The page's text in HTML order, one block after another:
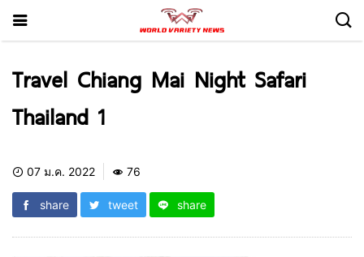
Travel Chiang Mai Night Safari
Thailand 1
07 ม.ค. 2022 76
share tweet share